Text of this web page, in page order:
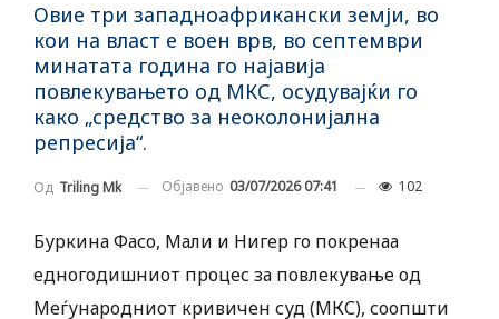
Овие три западноафрикански земји, во
кои на власт е воен врв, во септември
минатата година го најавија
повлекувањето од МКС, осудувајќи го
како „средство за неоколонијална
репресија“.
Од Triling Mk Објавено 03/07/2026 07:41 102
Буркина Фасо, Мали и Нигер го покренаа
едногодишниот процес за повлекување од
Меѓународниот кривичен суд (МКС), соопшти